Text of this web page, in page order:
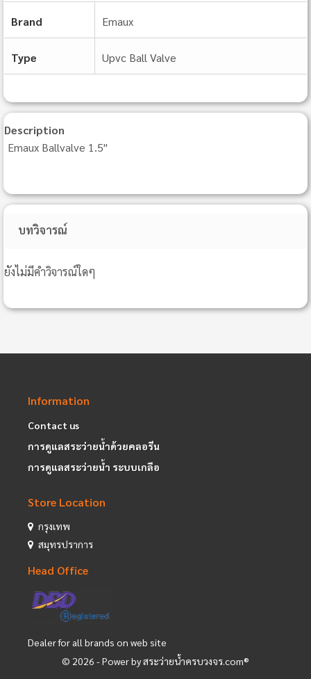
Brand Emaux
Type Upvc Ball Valve
Description
Emaux Ballvalve 1.5"
บทวิจารณ์
ยังไม่มีคำวิจารณ์ใดๆ
Information
Contact us
การดูแลสระว่ายน้ำด้วยคลอรีน
การดูแลสระว่ายน้ำ ระบบเกลือ
Store Location
กรุงเทพ
สมุทรปราการ
Head Office
Dealer for all brands on web site
© 2026 - Power by สระว่ายน้ำครบวงจร.com®